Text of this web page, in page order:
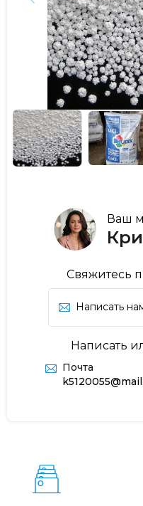
Ваш
Свяжитесь
Написать
Написать
Почта